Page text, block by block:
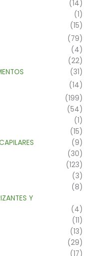
(14)
(1)
(15)
(79)
(4)
(22)
(31)
(14)
(199)
(54)
(1)
(15)
(9)
(30)
(123)
(3)
(8)
Y
(4)
(11)
(13)
(29)
(17)